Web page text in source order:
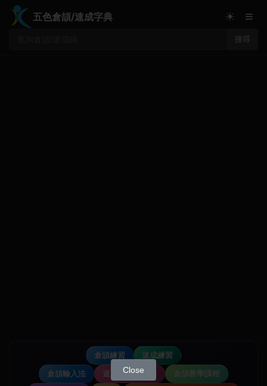
五色倉頡/速成字典
搜尋
☀ ≡
倉頡練習
速成練習
倉頡輸入法
速成輸入法教學
倉頡教學課程
Close